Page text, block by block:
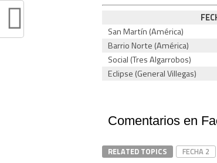
San Martín (América)
Barrio Norte (América)
Social (Tres Algarrobos)
Eclipse (General Villegas)
Comentarios en
RELATED TOPICS FECHA 2